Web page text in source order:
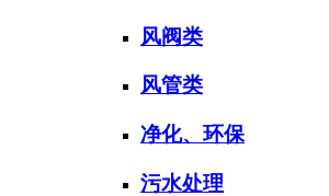
风阀类
风管类
净化、环保
污水处理